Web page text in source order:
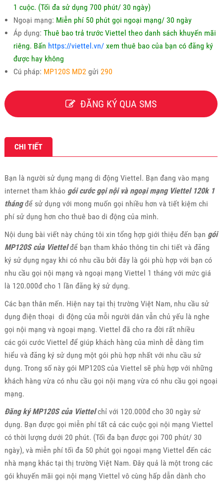
1 cuộc. (Tối đa sử dụng 700 phút/ 30 ngày)
Ngoại mạng: Miễn phí 50 phút gọi ngoại mạng/ 30 ngày
Áp dụng: Thuê bao trả trước Viettel theo danh sách khuyến mãi
riêng. Bấn https://viettel.vn/ xem thuê bao của bạn có đăng ký
được hay không
Cú pháp: MP120S MD2 gửi 290
ĐĂNG KÝ QUA SMS
CHI TIẾT
Bạn là người sử dụng mạng di động Viettel. Bạn đang vào mạng
internet tham khảo gói cước gọi nội và ngoại mạng Viettel 120k 1
thángđể sử dụng với mong muốn gọi nhiều hơn và tiết kiệm chi
phí sử dụng hơn cho thuê bao di động của mình.
Nội dung bài viết này chúng tôi xin tổng hợp giới thiệu đến bạn gói
MP120S của Viettelđể bạn tham khảo thông tin chi tiết và đăng
ký sử dụng ngay khi có nhu cầu bởi đây là gói phù hợp với bạn có
nhu cầu gọi nội mạng và ngoại mạng Viettel 1 tháng với mức giá
là 120.000đ cho 1 lần đăng ký sử dụng.
Các bạn thân mến. Hiện nay tại thị trường Việt Nam, nhu cầu sử
dụng điện thoại di động của mỗi người dân vẫn chủ yếu là nghe
gọi nội mạng và ngoại mạng. Viettel đã cho ra đời rất nhiều
các gói cước Viettel để giúp khách hàng của mình dễ dàng tìm
hiểu và đăng ký sử dụng một gói phù hợp nhất với nhu cầu sử
dụng. Trong số này gói MP120S của Viettel sẽ phù hợp với những
khách hàng vừa có nhu cầu gọi nội mạng vừa có nhu cầu gọi ngoại
mạng.
Đăng ký MP120S của Viettelchỉ với 120.000đ cho 30 ngày sử
dụng. Bạn được gọi miễn phí tất cả các cuộc gọi nội mạng Viettel
có thời lượng dưới 20 phút. (Tối đa bạn được gọi 700 phút/ 30
ngày), và miễn phí tối đa 50 phút gọi ngoại mạng Viettel đến các
nhà mạng khác tại thị trường Việt Nam. Đây quả là một trong các
gói khuyến mãi gọi nội mạng Viettel vô cùng hấp dẫn dành cho